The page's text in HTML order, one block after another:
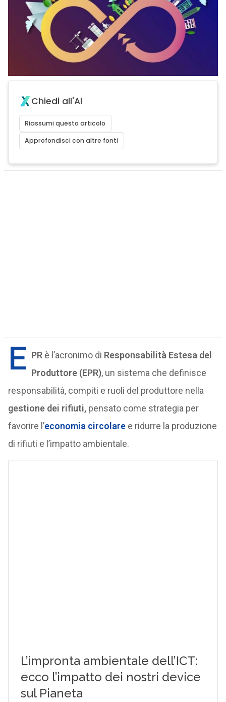
Chiedi all'AI
Riassumi questo articolo
Approfondisci con altre fonti
E PRè l’acronimo di Responsabilità Estesa del
Produttore (EPR), un sistema che definisce
responsabilità, compiti e ruoli del produttore nella
gestione dei rifiuti,pensato come strategia per
favorire l’economia circolaree ridurre la produzione
di rifiuti e l’impatto ambientale.